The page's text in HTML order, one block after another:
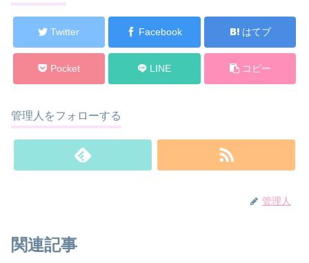
Twitter Facebook はてブ
Pocket LINE コピー
管理人をフォローする
管理人
関連記事